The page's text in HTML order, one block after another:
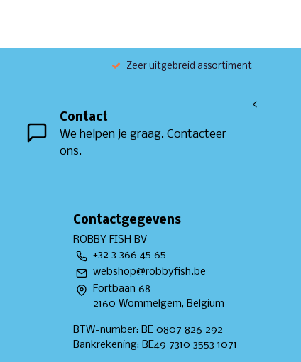
Zeer uitgebreid assortiment
Contact
We helpen je graag. Contacteer
ons.
<
Contactgegevens
ROBBY FISH BV
+32 3 366 45 65
webshop@robbyfish.be
Fortbaan 68
2160 Wommelgem, Belgium
BTW-number: BE 0807 826 292
Bankrekening: BE49 7310 3553 1071